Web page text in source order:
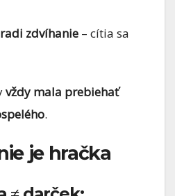
zdvíhanie – cítia sa
vždy mala prebiehať
.
je hračka